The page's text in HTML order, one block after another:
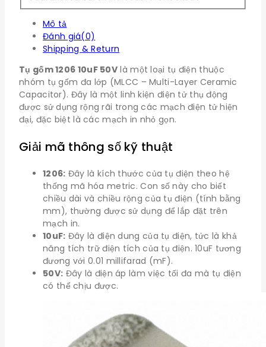
Mô tả
Đánh giá(0)
Shipping & Return
Tụ gốm 1206 10uF 50V là một loại tụ điện thuộc
nhóm tụ gốm đa lớp (MLCC – Multi-Layer Ceramic
Capacitor). Đây là một linh kiện điện tử thụ động
được sử dụng rộng rãi trong các mạch điện tử hiện
đại, đặc biệt là các mạch in nhỏ gọn.
Giải mã thông số kỹ thuật
1206: Đây là kích thước của tụ điện theo hệ
thống mã hóa metric. Con số này cho biết
chiều dài và chiều rộng của tụ điện (tính bằng
mm), thường được sử dụng để lắp đặt trên
mạch in.
10uF: Đây là điện dung của tụ điện, tức là khả
năng tích trữ điện tích của tụ điện. 10uF tương
đương với 0.01 millifarad (mF).
50V: Đây là điện áp làm việc tối đa mà tụ điện
có thể chịu được.